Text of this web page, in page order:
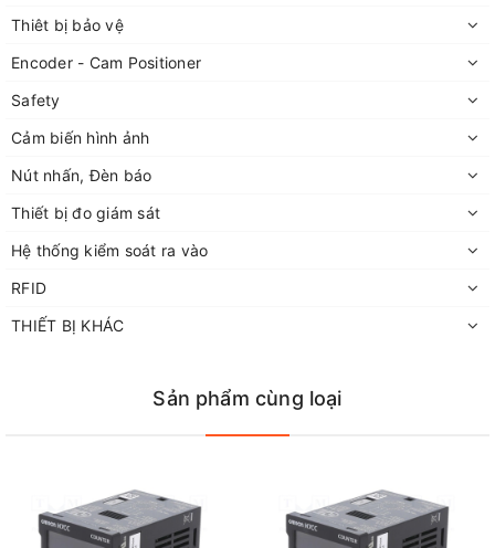
Thiêt bị bảo vệ
Encoder - Cam Positioner
Safety
Cảm biến hình ảnh
Nút nhấn, Đèn báo
Thiết bị đo giám sát
Hệ thống kiểm soát ra vào
RFID
THIẾT BỊ KHÁC
Sản phẩm cùng loại